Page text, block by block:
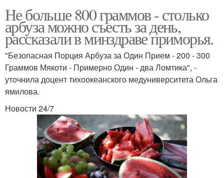
Не больше 800 граммов - столько
арбуза можно съесть за день,
рассказали в минздраве приморья.
"Безопасная Порция Арбуза за Один Прием - 200 - 300
Граммов Мякоти - Примерно Один - два Ломтика", -
уточнила доцент тихоокеанского медуниверситета Ольга
ямилова.
Новости 24/7